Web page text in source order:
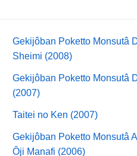
Gekijôban Poketto Monsutâ
Sheimi (2008)
Gekijôban Poketto Monsutâ
(2007)
Taitei no Ken (2007)
Gekijôban Poketto Monsutâ
Ôji Manafi (2006)